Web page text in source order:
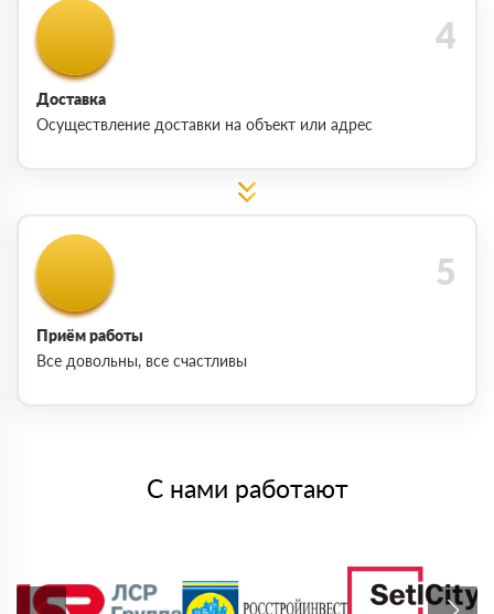
Доставка
Осуществление доставки на объект или адрес
Приём работы
Все довольны, все счастливы
С нами работают